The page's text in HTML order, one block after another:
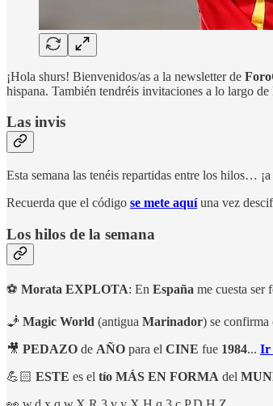
¡Hola shurs! Bienvenidos/as a la newsletter de
hispana. También tendréis invitaciones a lo largo
Las invis
Esta semana las tenéis repartidas entre los hilos…
Recuerda que el código se mete aquí una vez
Los hilos de la semana
⚽ Morata EXPLOTA: En España me cuesta ser
🧞 Magic World (antigua Marinador) se confirma
🎥 PEDAZO de AÑO para el CINE fue 1984... Ir
💪🏻 ESTE es el tío MÁS EN FORMA del